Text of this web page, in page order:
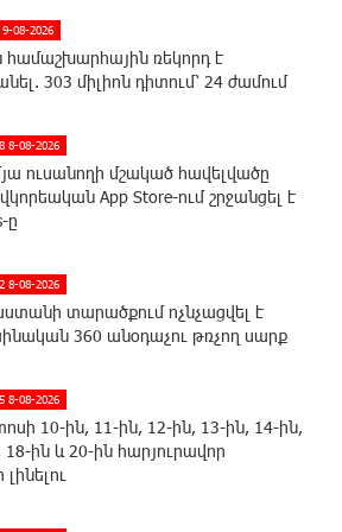
08-2026
համաշխարհային ռեկորդ է
303 միլիոն դիտում՝ 24 ժամում
8-08-2026
ուսանողի մշակած հավելվածը
App Store-ում շրջանցել է
ը
8-08-2026
տարածքում ոչնչացվել է
360 անօդաչու թռչող սարք
8-08-2026
10-ին, 11-ին, 12-ին, 13-ին, 14-ին,
18-ին և 20-ին հարյուրավոր